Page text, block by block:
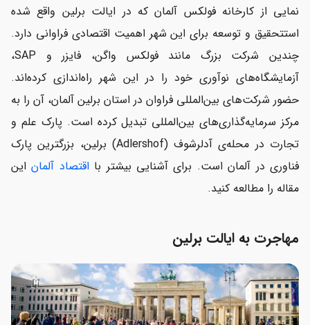
نمایی از کارخانه فولکس آلمان که در ایالت برلین واقع شده
استتحقیق و توسعه برای این شهر اهمیت اقتصادی فراوانی دارد.
چندین شرکت بزرگ مانند فولکس واگن، فایزر و SAP،
آزمایشگاه‌های نوآوری خود را در این شهر راه‌اندازی کرده‌اند.
حضور شرکت‌های بین‌المللی فراوان در استان برلین آلمان، آن را به
مرکز سرمایه‌گذاری‌های بین‌المللی تبدیل کرده است. پارک علم و
تجارت در محله‌ی آدلرشوف (Adlershof) برلین، بزرگترین پارک
فناوری در آلمان است. برای آشنایی بیشتر بااقتصاد آلماناین
مقاله را مطالعه کنید.
مهاجرت به ایالت برلین